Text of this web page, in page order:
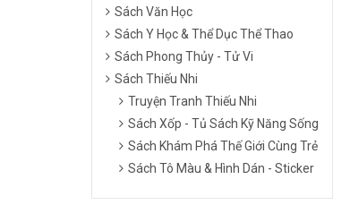
Sách Văn Học
Sách Y Học & Thể Dục Thể Thao
Sách Phong Thủy - Tử Vi
Sách Thiếu Nhi
Truyện Tranh Thiếu Nhi
Sách Xốp - Tủ Sách Kỹ Năng Sống
Sách Khám Phá Thế Giới Cùng Trẻ
Sách Tô Màu & Hình Dán - Sticker